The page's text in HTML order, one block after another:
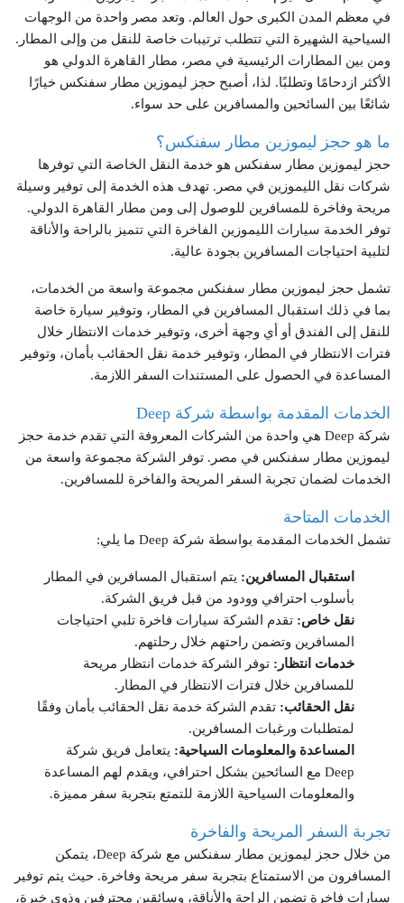
في معظم المدن الكبرى حول العالم. وتعد مصر واحدة من الوجهات
السياحية الشهيرة التي تتطلب ترتيبات خاصة للنقل من وإلى المطار.
ومن بين المطارات الرئيسية في مصر، مطار القاهرة الدولي هو
الأكثر ازدحامًا وتطلبًا. لذا، أصبح حجز ليموزين مطار سفنكس خيارًا
شائعًا بين السائحين والمسافرين على حد سواء.
ما هو حجز ليموزين مطار سفنكس؟
حجز ليموزين مطار سفنكس هو خدمة النقل الخاصة التي توفرها
شركات نقل الليموزين في مصر. تهدف هذه الخدمة إلى توفير وسيلة
مريحة وفاخرة للمسافرين للوصول إلى ومن مطار القاهرة الدولي.
توفر الخدمة سيارات الليموزين الفاخرة التي تتميز بالراحة والأناقة
لتلبية احتياجات المسافرين بجودة عالية.
تشمل حجز ليموزين مطار سفنكس مجموعة واسعة من الخدمات،
بما في ذلك استقبال المسافرين في المطار، وتوفير سيارة خاصة
للنقل إلى الفندق أو أي وجهة أخرى، وتوفير خدمات الانتظار خلال
فترات الانتظار في المطار، وتوفير خدمة نقل الحقائب بأمان، وتوفير
المساعدة في الحصول على المستندات السفر اللازمة.
الخدمات المقدمة بواسطة شركة Deep
شركة Deep
هي واحدة من الشركات المعروفة التي تقدم خدمة حجز
ليموزين مطار سفنكس في مصر. توفر الشركة مجموعة واسعة من
الخدمات لضمان تجربة السفر المريحة والفاخرة للمسافرين.
الخدمات المتاحة
تشمل الخدمات المقدمة بواسطة شركة Deep ما يلي:
استقبال المسافرين: يتم استقبال المسافرين في المطار
بأسلوب احترافي وودود من قبل فريق الشركة.
نقل خاص: تقدم الشركة سيارات فاخرة تلبي احتياجات
المسافرين وتضمن راحتهم خلال رحلتهم.
خدمات انتظار: توفر الشركة خدمات انتظار مريحة
للمسافرين خلال فترات الانتظار في المطار.
نقل الحقائب: تقدم الشركة خدمة نقل الحقائب بأمان وفقًا
لمتطلبات ورغبات المسافرين.
المساعدة والمعلومات السياحية: يتعامل فريق شركة
Deep مع السائحين بشكل احترافي، ويقدم لهم المساعدة
والمعلومات السياحية اللازمة للتمتع بتجربة سفر مميزة.
تجربة السفر المريحة والفاخرة
من خلال حجز ليموزين مطار
سفنكس مع شركة Deep، يتمكن
المسافرون من الاستمتاع بتجربة سفر مريحة وفاخرة. حيث يتم توفير
سيارات فاخرة تضمن الراحة والأناقة، وسائقين محترفين وذوي خبرة،